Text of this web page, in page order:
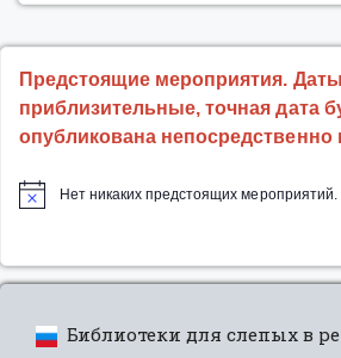
Предстоящие мероприятия.
приблизительные, точная дата
опубликована непосредственно
Нет никаких предстоящих мероприятий.
Библиотеки для слепых в